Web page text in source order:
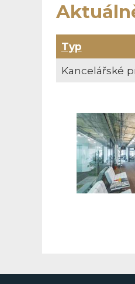
Typ
Kancelářské